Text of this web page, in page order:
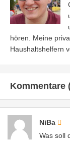
hören. Meine
Haushaltshelfern
Kommentare
NiBa
Was soll